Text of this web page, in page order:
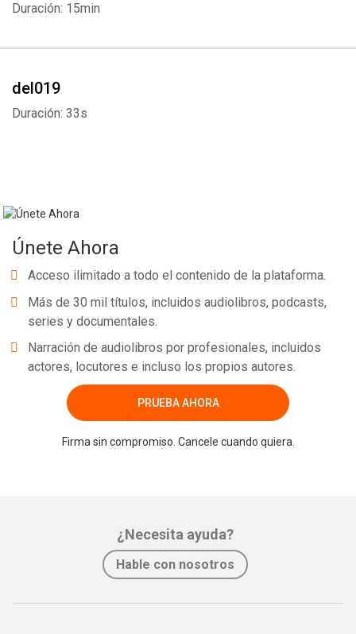
Duración: 15min
del019
Duración: 33s
Únete Ahora
Acceso ilimitado a todo el contenido de la plataforma.
Más de 30 mil títulos, incluidos audiolibros, podcasts,
series y documentales.
Narración de audiolibros por profesionales, incluidos
actores, locutores e incluso los propios autores.
PRUEBA AHORA
Firma sin compromiso. Cancele cuando quiera.
¿Necesita ayuda?
Hable con nosotros